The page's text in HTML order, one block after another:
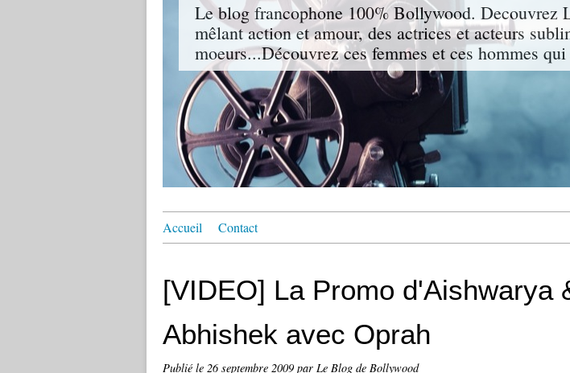
Le blog francophone 100% Bollywood. Decouvrez
mêlant action et amour, des actrices et acteurs
moeurs...Découvrez ces femmes et ces hommes
Accueil Contact
[VIDEO] La Promo d'Aishwarya
Abhishek avec Oprah
Publié le 26 septembre 2009 par Le Blog de Bollywood